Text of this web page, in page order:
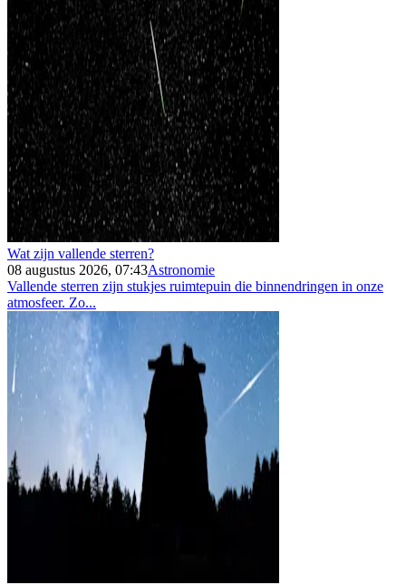
Wat zijn vallende sterren?
08 augustus 2026, 07:43Astronomie
Vallende sterren zijn stukjes ruimtepuin die binnendringen in onze
atmosfeer. Zo...